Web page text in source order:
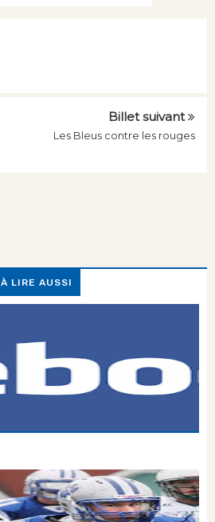
Billet suivant
Les Bleus contre les rouges
À LIRE AUSSI